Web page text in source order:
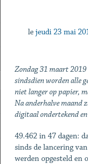
le jeudi 23 mai
Zondag 31 maart
sindsdien worden alle
niet langer op papier,
Na anderhalve maand
digitaal ondertekend
49.462 in 47 dagen:
sinds de lancering
werden opgesteld en